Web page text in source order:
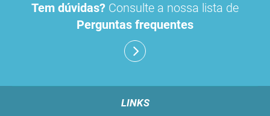
Tem dúvidas? Consulte a nossa lista de
Perguntas frequentes
LINKS